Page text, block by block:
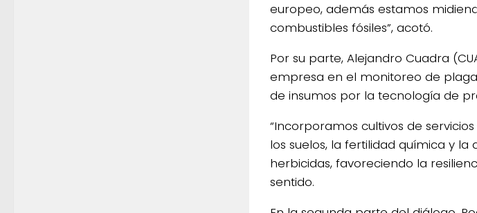
europeo, además estamos
combustibles fósiles”, acotó.
Por su parte, Alejandro Cuadra
empresa en el monitoreo de
de insumos por la tecnología de
“Incorporamos cultivos de
los suelos, la fertilidad química y
herbicidas, favoreciendo la
sentido.